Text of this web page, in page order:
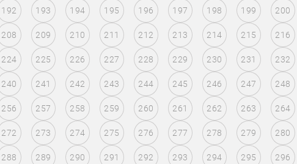
192 193 194 195 196 197 198 199 200
208 209 210 211 212 213 214 215 216
224 225 226 227 228 229 230 231 232
240 241 242 243 244 245 246 247 248
256 257 258 259 260 261 262 263 264
272 273 274 275 276 277 278 279 280
288 289 290 291 292 293 294 295 296